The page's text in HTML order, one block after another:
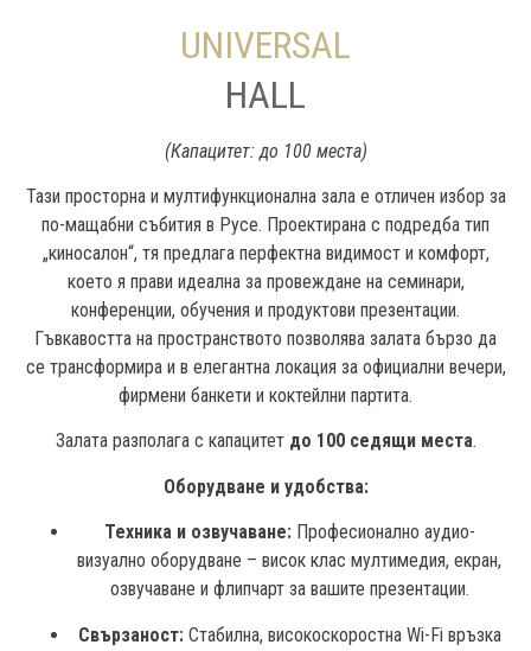
UNIVERSAL
HALL
(Капацитет: до 100 места)
Тази просторна и мултифункционална зала е отличен избор за
по-мащабни събития в Русе. Проектирана с подредба тип
„киносалон“, тя предлага перфектна видимост и комфорт,
което я прави идеална за провеждане на семинари,
конференции, обучения и продуктови презентации.
Гъвкавостта на пространството позволява залата бързо да
се трансформира и в елегантна локация за официални вечери,
фирмени банкети и коктейлни партита.
Залата разполага с капацитет до 100 седящи места.
Оборудване и удобства:
Техника и озвучаване:Професионално аудио-
визуално оборудване – висок клас мултимедия, екран,
озвучаване и флипчарт за вашите презентации.
Свързаност:Стабилна, високоскоростна Wi-Fi връзка